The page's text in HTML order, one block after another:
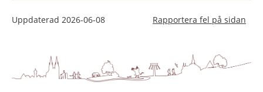
Uppdaterad 2026-06-08 Rapportera fel på sidan